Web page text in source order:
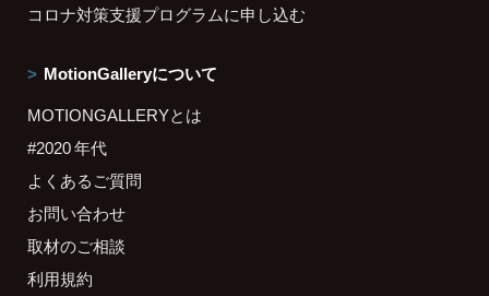
コロナ対策支援プログラムに申し込む
MotionGalleryについて
MOTIONGALLERYとは
#2020 年代
よくあるご質問
お問い合わせ
取材のご相談
利用規約